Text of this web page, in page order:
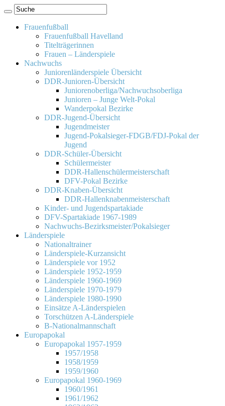
Frauenfußball
Frauenfußball Havelland
Titelträgerinnen
Frauen – Länderspiele
Nachwuchs
Juniorenländerspiele Übersicht
DDR-Junioren-Übersicht
Juniorenoberliga/Nachwuchsoberliga
Junioren – Junge Welt-Pokal
Wanderpokal Bezirke
DDR-Jugend-Übersicht
Jugendmeister
Jugend-Pokalsieger-FDGB/FDJ-Pokal der
Jugend
DDR-Schüler-Übersicht
Schülermeister
DDR-Hallenschülermeisterschaft
DFV-Pokal Bezirke
DDR-Knaben-Übersicht
DDR-Hallenknabenmeisterschaft
Kinder- und Jugendspartakiade
DFV-Spartakiade 1967-1989
Nachwuchs-Bezirksmeister/Pokalsieger
Länderspiele
Nationaltrainer
Länderspiele-Kurzansicht
Länderspiele vor 1952
Länderspiele 1952-1959
Länderspiele 1960-1969
Länderspiele 1970-1979
Länderspiele 1980-1990
Einsätze A-Länderspielen
Torschützen A-Länderspiele
B-Nationalmannschaft
Europapokal
Europapokal 1957-1959
1957/1958
1958/1959
1959/1960
Europapokal 1960-1969
1960/1961
1961/1962